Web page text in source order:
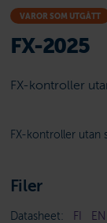
VAROR SOM UTGÅTT
FX-2025
FX-kontroller
FX-kontroller utan
Filer
Datasheet: FI EN